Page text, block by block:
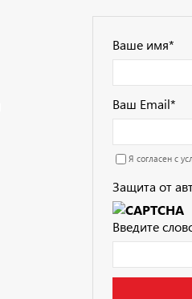
Ваше имя*
Ваш Email*
Я согласен с
Защита от
Введите